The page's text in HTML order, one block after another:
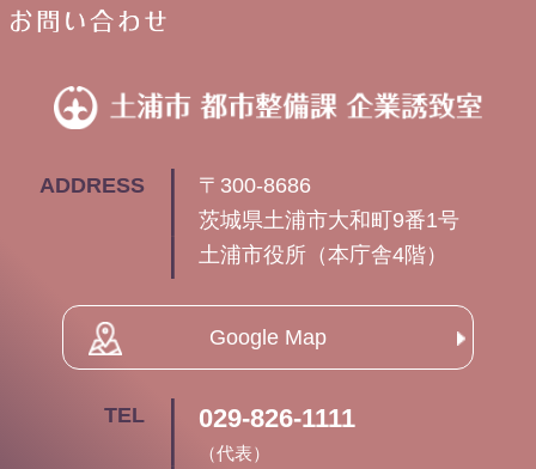
ADDRESS
〒300-8686
茨城県土浦市大和町9番1号
土浦市役所（本庁舎4階）
Google Map
TEL 029-826-1111
（代表）